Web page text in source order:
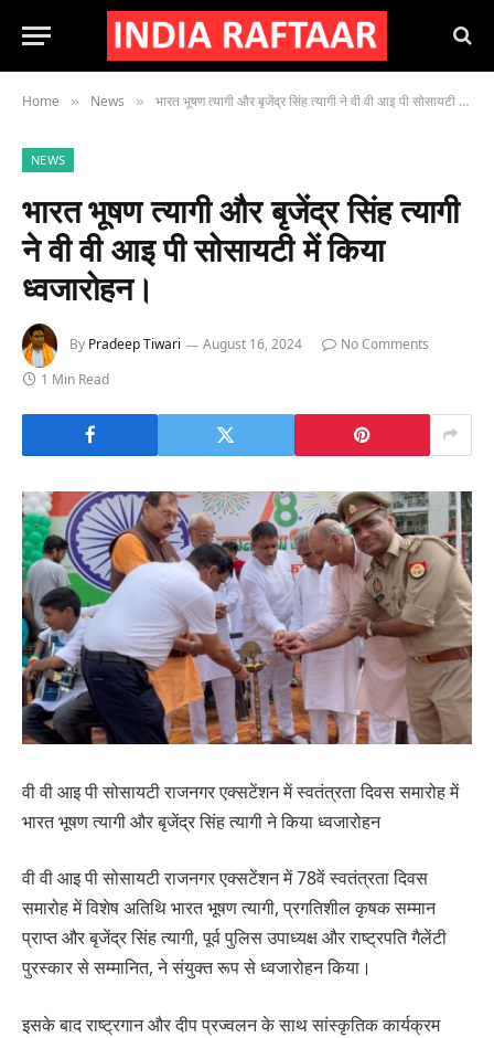
Home » News » भारत भूषण त्यागी और बृजेंद्र सिंह त्यागी ने वी वी आइ पी सोसायटी में किया ध्वजारोहन।
NEWS
भारत भूषण त्यागी और बृजेंद्र सिंह त्यागी
ने वी वी आइ पी सोसायटी में किया
ध्वजारोहन।
By Pradeep Tiwari August 16, 2024
No Comments
1 Min Read
वी वी आइ पी सोसायटी राजनगर एक्सटेंशन में स्वतंत्रता दिवस समारोह में
भारत भूषण त्यागी और बृजेंद्र सिंह त्यागी ने किया ध्वजारोहन
वी वी आइ पी सोसायटी राजनगर एक्सटेंशन में 78वें स्वतंत्रता दिवस
समारोह में विशेष अतिथि भारत भूषण त्यागी, प्रगतिशील कृषक सम्मान
प्राप्त और बृजेंद्र सिंह त्यागी, पूर्व पुलिस उपाध्यक्ष और राष्ट्रपति गैलेंटी
पुरस्कार से सम्मानित, ने संयुक्त रूप से ध्वजारोहन किया।
इसके बाद राष्ट्रगान और दीप प्रज्वलन के साथ सांस्कृतिक कार्यक्रम